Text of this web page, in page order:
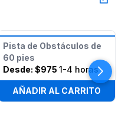
Pista de Obstáculos de
60 pies
Desde: $975 1-4 horas
AÑADIR AL CARRITO